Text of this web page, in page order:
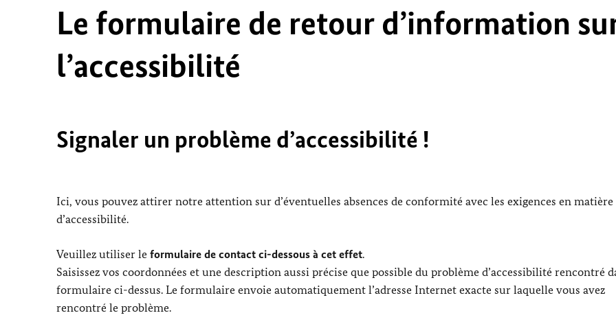
Le formulaire de retour d’information
l’accessibilité
Signaler un problème d’accessibilité !
Ici, vous pouvez attirer notre attention sur d’éventuelles absences de conformité avec les exigences en matière
d’accessibilité.
Veuillez utiliser le formulaire de contact ci-dessous à cet effet.
Saisissez vos coordonnées et une description aussi précise que possible du problème d’accessibilité rencontré
formulaire ci-dessus. Le formulaire envoie automatiquement l’adresse Internet exacte sur laquelle vous avez
rencontré le problème.